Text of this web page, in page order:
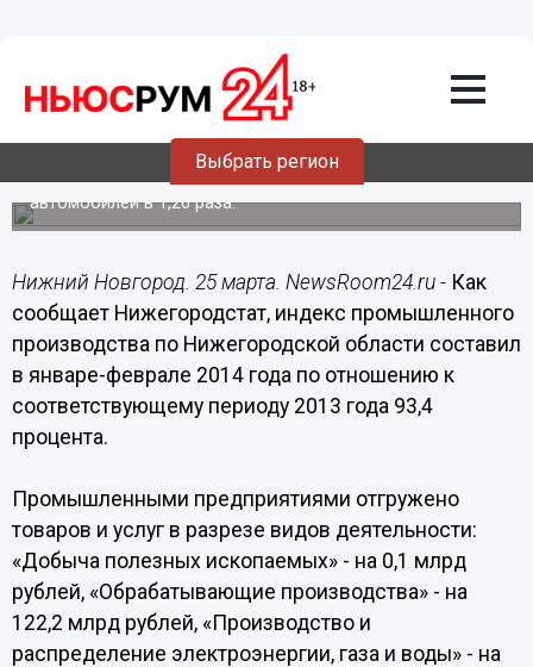
Выбрать регион
Объявлен индекс промышленного
производства в Нижегородской
области за два месяца 2014 года
С начала года увеличилось производство легковых
автомобилей в 1,26 раза.
Нижний Новгород. 25 марта. NewsRoom24.ru - Как
сообщает Нижегородстат, индекс промышленного
производства по Нижегородской области составил
в январе-феврале 2014 года по отношению к
соответствующему периоду 2013 года 93,4
процента.
Промышленными предприятиями отгружено
товаров и услуг в разрезе видов деятельности:
«Добыча полезных ископаемых» - на 0,1 млрд
рублей, «Обрабатывающие производства» - на
122,2 млрд рублей, «Производство и
распределение электроэнергии, газа и воды» - на